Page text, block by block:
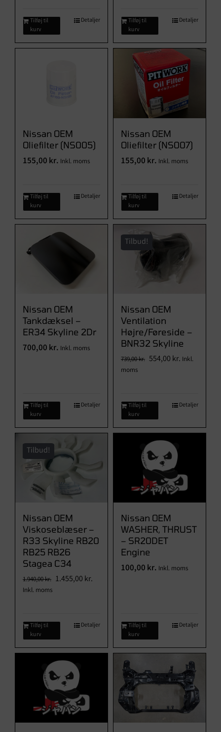
Tilføj til
kurv
Detaljer
Tilføj til
kurv
Detaljer
Nissan OEM
Oliefilter (NS005)
155,00 kr. Inkl. moms
Tilføj til
kurv
Detaljer
Nissan OEM
Oliefilter (NS007)
155,00 kr. Inkl. moms
Tilføj til
kurv
Detaljer
Nissan OEM
Tankdæksel –
ER34 Skyline 2Dr
700,00 kr. Inkl. moms
Tilføj til
kurv
Detaljer
Tilbud!
Nissan OEM
Ventilation
Højre/Føreside –
BNR32 Skyline
739,00kr. Den
739,00 kr..
554,00 kr. Den
554,00 kr..
Inkl.
moms
Tilføj til
kurv
Detaljer
Tilbud!
Nissan OEM
Viskoseblæser –
R33 Skyline RB20
RB25 RB26
Stagea C34
1.940,00kr. Den
1.940,00 kr..
1.455,00 kr.
1.455,00 kr..
Inkl. moms
Tilføj til
kurv
Detaljer
Nissan OEM
WASHER, THRUST
– SR20DET
Engine
100,00 kr. Inkl. moms
Tilføj til
kurv
Detaljer